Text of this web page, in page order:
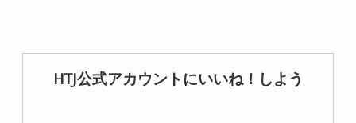
HTJ公式アカウントにいいね！しよう